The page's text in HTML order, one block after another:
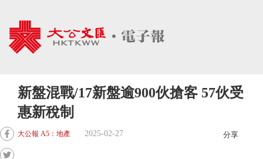
新盤混戰/17新盤逾900伙搶客 57伙受
惠新稅制
大公報 A5：地產 2025-02-27 分享